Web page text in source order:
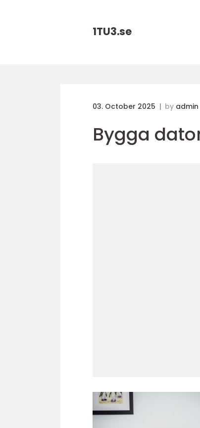
1TU3.se
03. October 2025 by admin
Bygga